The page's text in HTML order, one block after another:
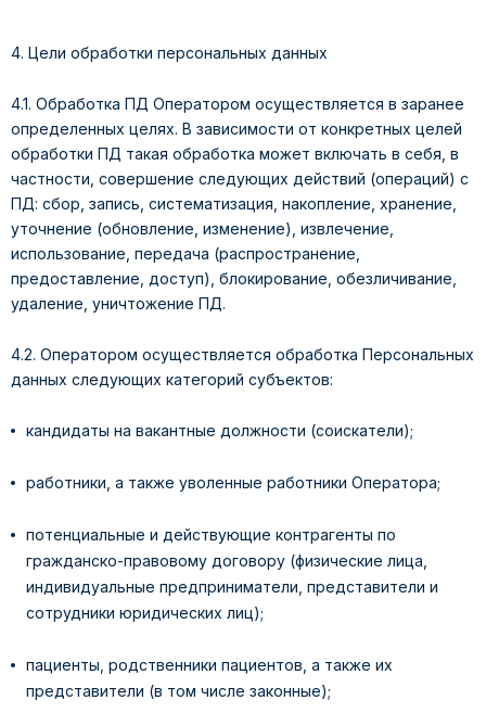
4. Цели обработки персональных данных
4.1. Обработка ПД Оператором осуществляется в заранее
определенных целях. В зависимости от конкретных целей
обработки ПД такая обработка может включать в себя, в
частности, совершение следующих действий (операций) с
ПД: сбор, запись, систематизация, накопление, хранение,
уточнение (обновление, изменение), извлечение,
использование, передача (распространение,
предоставление, доступ), блокирование, обезличивание,
удаление, уничтожение ПД.
4.2. Оператором осуществляется обработка Персональных
данных следующих категорий субъектов:
кандидаты на вакантные должности (соискатели);
работники, а также уволенные работники Оператора;
потенциальные и действующие контрагенты по
гражданско-правовому договору (физические лица,
индивидуальные предприниматели, представители и
сотрудники юридических лиц);
пациенты, родственники пациентов, а также их
представители (в том числе законные);